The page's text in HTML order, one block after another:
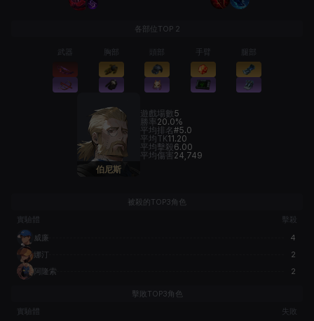
各部位TOP 2
武器 胸部 頭部 手臂 腿部
伯尼斯
遊戲場數5
勝率20.0%
平均排名#5.0
平均TK11.20
平均擊殺 6.00
平均傷害24,749
被殺的TOP3角色
實驗體
擊殺
威廉
娜汀
阿隆索
4
2
2
擊敗TOP3角色
實驗體
失敗